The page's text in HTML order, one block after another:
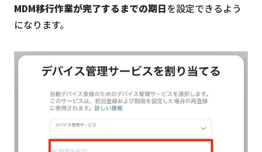
MDM移行作業が完了するまでの期日を設定できるよう
になります。